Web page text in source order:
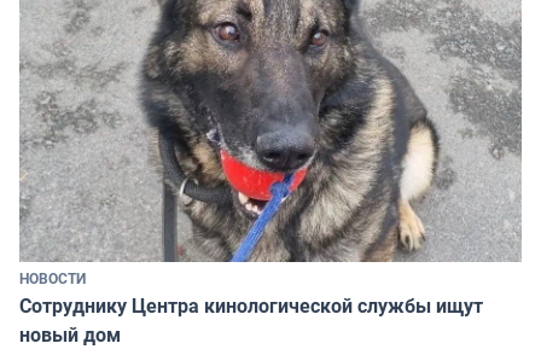
НОВОСТИ
Сотруднику Центра кинологической службы ищут
новый дом